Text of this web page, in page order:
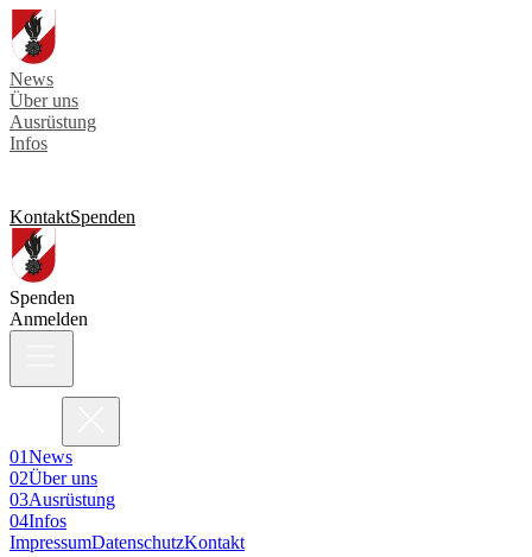
News
Über uns
Ausrüstung
Infos
KontaktSpenden
Spenden
Anmelden
01News
02Über uns
03Ausrüstung
04Infos
ImpressumDatenschutzKontakt